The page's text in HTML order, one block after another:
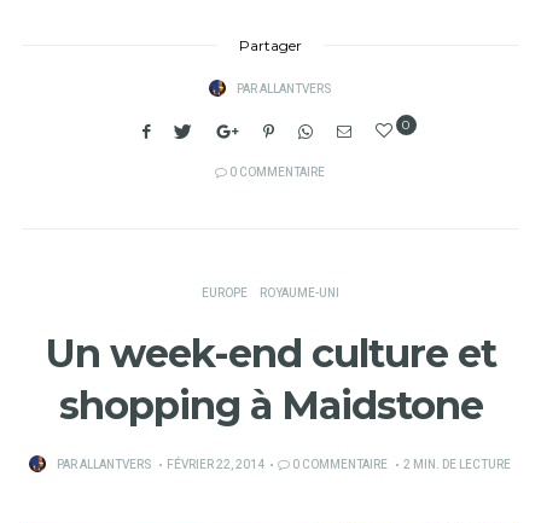
Partager
PARALLANTVERS
0
0 COMMENTAIRE
EUROPE ROYAUME-UNI
Un week-end culture et
shopping à Maidstone
PARALLANTVERS
PUBLIÉ
FÉVRIER 22, 2014 0 COMMENTAIRE 2 MIN. DE LECTURE